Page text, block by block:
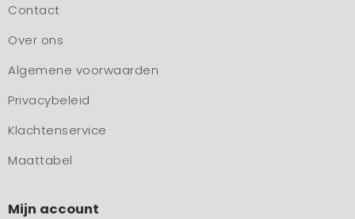
Contact
Over ons
Algemene voorwaarden
Privacybeleid
Klachtenservice
Maattabel
Mijn account